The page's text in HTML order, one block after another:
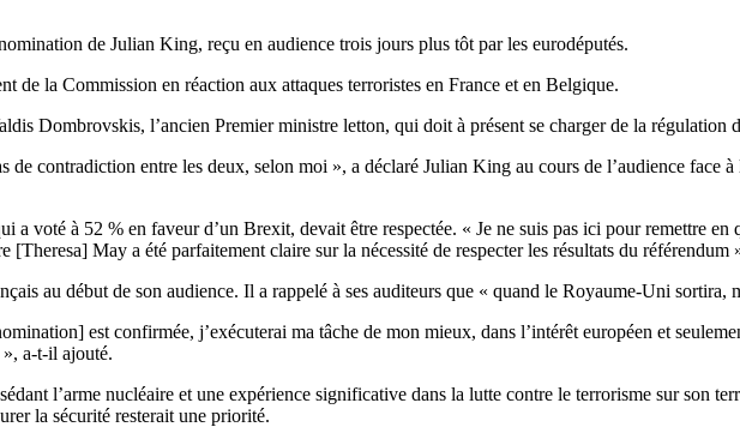
de Julian King, reçu en audience trois jours plus tôt par les eurodéputés.
de la Commission en réaction aux attaques terroristes en France et en Belgique.
Dombrovskis, l’ancien Premier ministre letton, qui doit à présent se charger de la régulation
de contradiction entre les deux, selon moi », a déclaré Julian King au cours de l’audience face
voté à 52 % en faveur d’un Brexit, devait être respectée. « Je ne suis pas ici pour remettre en
May a été parfaitement claire sur la nécessité de respecter les résultats du référendum
au début de son audience. Il a rappelé à ses auditeurs que « quand le Royaume-Uni
est confirmée, j’exécuterai ma tâche de mon mieux, dans l’intérêt européen et
a-t-il ajouté.
l’arme nucléaire et une expérience significative dans la lutte contre le terrorisme sur son
la sécurité resterait une priorité.